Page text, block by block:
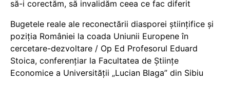
să-i corectăm, să invalidăm ceea ce fac diferit
Bugetele reale ale reconectării diasporei științifice și
poziția României la coada Uniunii Europene în
cercetare-dezvoltare / Op Ed Profesorul Eduard
Stoica, conferențiar la Facultatea de Științe
Economice a Universității „Lucian Blaga” din Sibiu